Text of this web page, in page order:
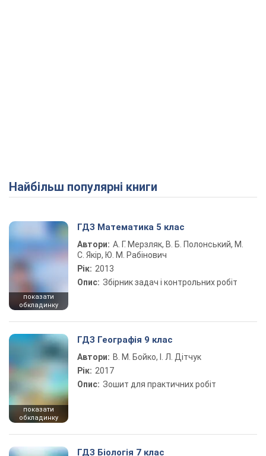
Найбільш популярні книги
показати
обкладинку
ГДЗ Математика 5 клас
Автори: А. Г. Мерзляк, В. Б. Полонський, М.
С. Якір, Ю. М. Рабінович
Рік: 2013
Опис: Збірник задач і контрольних робіт
показати
обкладинку
ГДЗ Географія 9 клас
Автори: В. М. Бойко, І. Л. Дітчук
Рік: 2017
Опис: Зошит для практичних робіт
ГДЗ Біологія 7 клас